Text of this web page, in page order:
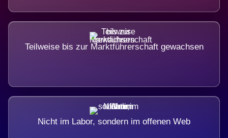
Teilweise bis zur Marktführerschaft gewachsen
Nicht im Labor, sondern im offenen Web